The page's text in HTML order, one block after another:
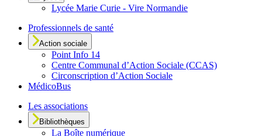
Lycée Marie Curie - Vire Normandie
Professionnels de santé
Action sociale
Point Info 14
Centre Communal d’Action Sociale (CCAS)
Circonscription d’Action Sociale
MédicoBus
Les associations
Bibliothèques
La Boîte numérique